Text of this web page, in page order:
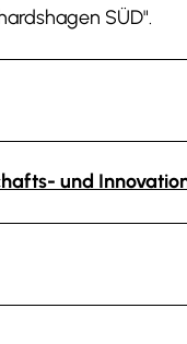
SÜD".
und